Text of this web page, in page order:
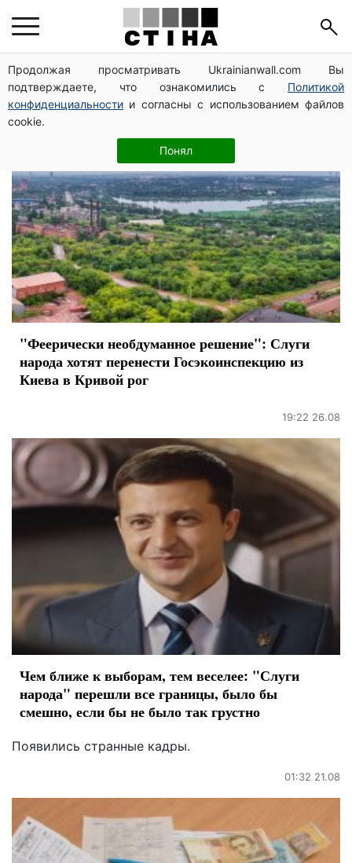
Продолжая просматривать Ukrainianwall.com Вы
подтверждаете, что ознакомились с Политикой
конфиденциальности и согласны с использованием файлов
cookie.
Понял
партия Слуга народа
"Феерически необдуманное решение": Слуги
народа хотят перенести Госэкоинспекцию из
Киева в Кривой рог
19:22 26.08
Чем ближе к выборам, тем веселее: "Слуги
народа" перешли все границы, было бы
смешно, если бы не было так грустно
Появились странные кадры.
01:32 21.08